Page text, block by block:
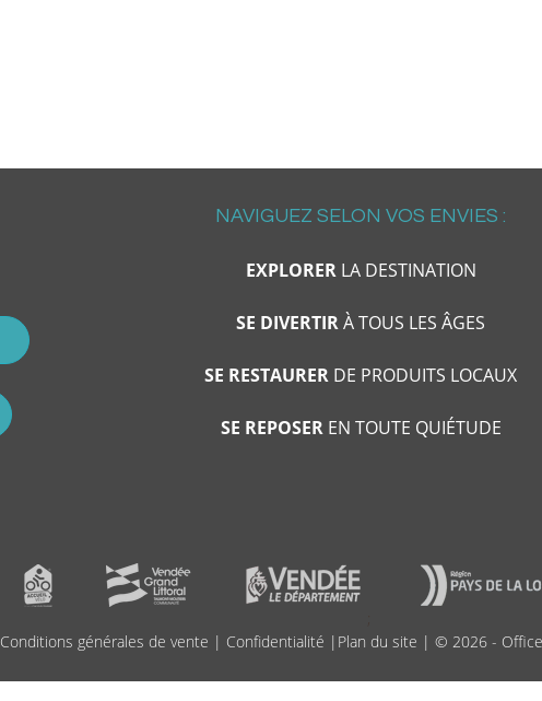
NAVIGUEZ SELON VOS ENVIES :
EXPLORERLA DESTINATION
SE DIVERTIRÀ TOUS LES ÂGES
SE RESTAURER DE PRODUITS LOCAUX
SE REPOSEREN TOUTE QUIÉTUDE
Conditions générales de vente | Confidentialité | Plan du site | © 2026 -